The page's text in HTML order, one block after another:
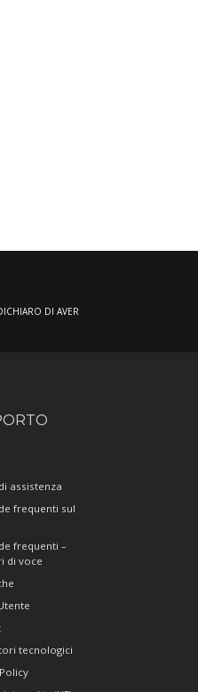
DI AVER
assistenza
frequenti sul
frequenti –
di voce
tecnologici